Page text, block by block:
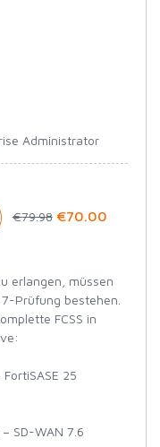
Administrator
€79.98 €70.00
erlangen, müssen
Prüfung bestehen.
FCSS in
25
SD-WAN 7.6